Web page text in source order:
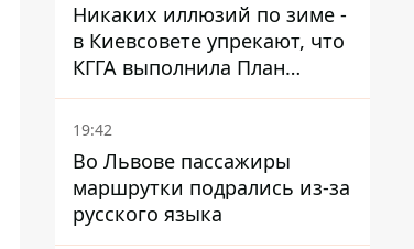
Никаких иллюзий по зиме -
в Киевсовете упрекают, что
КГГА выполнила План
устойчивости на 20%
19:42
Во Львове пассажиры
маршрутки подрались из-за
русского языка